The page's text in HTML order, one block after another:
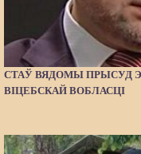
СТАЎ ВЯДОМЫ ПРЫСУД
ВІЦЕБСКАЙ ВОБЛАСЦІ